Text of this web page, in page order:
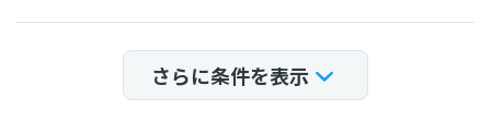
さらに条件を表示